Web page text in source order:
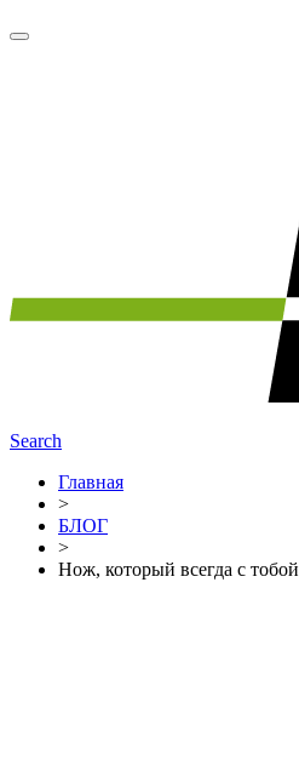
Search
Главная
>
БЛОГ
>
Нож, который всегда с тобой